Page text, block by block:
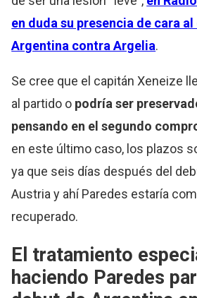
en duda su presencia de cara
Argentina contra Argelia.
Se cree que el capitán Xeneize
al partido o podría ser
pensando en el segundo
en este último caso, los plazos
ya que seis días después del
Austria y ahí Paredes estaría
recuperado.
El tratamiento
haciendo Paredes